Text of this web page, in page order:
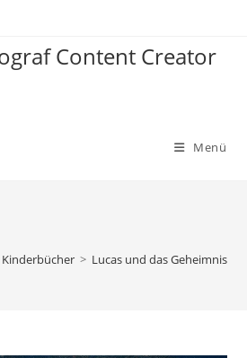
Content Creator
Menü
> Lucas und das Geheimnis